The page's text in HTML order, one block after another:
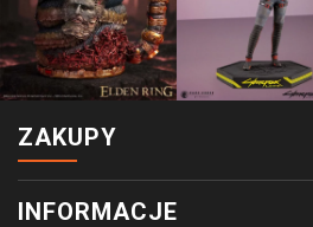
ZAKUPY
INFORMACJE